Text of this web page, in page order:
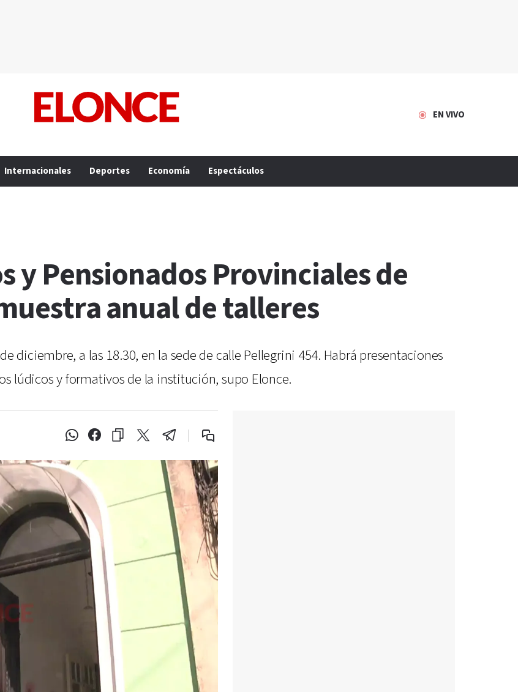
EN VIVO
Internacionales Deportes Economía Espectáculos
y Pensionados Provinciales de
anual de talleres
diciembre, a las 18.30, en la sede de calle Pellegrini 454. Habrá presentaciones
lúdicos y formativos de la institución, supo Elonce.